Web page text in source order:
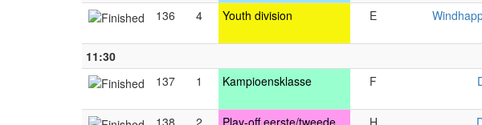
136
4 Youth division E
11:30
137
1 Kampioensklasse F